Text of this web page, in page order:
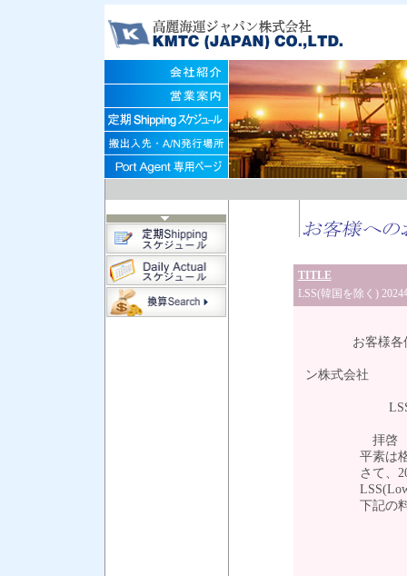
TITLE
LSS(韓国を除く)
お客様各
ン株式会社
LSS(韓国を
拝啓 貴社ま
平素は格別の
さて、2024
LSS(Low
下記の料率と